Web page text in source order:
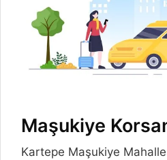
Maşukiye
Kartepe Maşukiye